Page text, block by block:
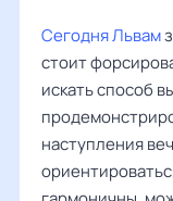
Сегодня Львам
стоит
искать способ
наступления